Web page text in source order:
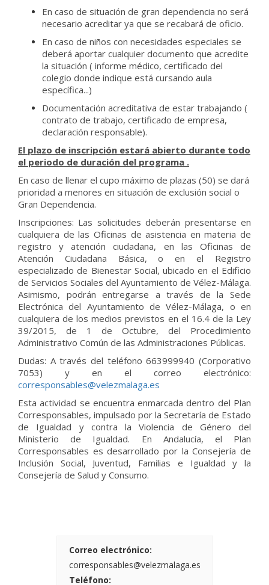
En caso de situación de gran dependencia no será
necesario acreditar ya que se recabará de oficio.
En caso de niños con necesidades especiales se
deberá aportar cualquier documento que acredite
la situación ( informe médico, certificado del
colegio donde indique está cursando aula
específica...)
Documentación acreditativa de estar trabajando (
contrato de trabajo, certificado de empresa,
declaración responsable).
El plazo de inscripción estará abierto durante todo
el periodo de duración del programa .
En caso de llenar el cupo máximo de plazas (50) se dará
prioridad a menores en situación de exclusión social o
Gran Dependencia.
Inscripciones: Las solicitudes deberán presentarse en
cualquiera de las Oficinas de asistencia en materia de
registro y atención ciudadana, en las Oficinas de
Atención Ciudadana Básica, o en el Registro
especializado de Bienestar Social, ubicado en el Edificio
de Servicios Sociales del Ayuntamiento de Vélez-Málaga.
Asimismo, podrán entregarse a través de la Sede
Electrónica del Ayuntamiento de Vélez-Málaga, o en
cualquiera de los medios previstos en el 16.4 de la Ley
39/2015, de 1 de Octubre, del Procedimiento
Administrativo Común de las Administraciones Públicas.
Dudas: A través del teléfono 663999940 (Corporativo
7053) y en el correo electrónico:
corresponsables@velezmalaga.es
Esta actividad se encuentra enmarcada dentro del Plan
Corresponsables, impulsado por la Secretaría de Estado
de Igualdad y contra la Violencia de Género del
Ministerio de Igualdad. En Andalucía, el Plan
Corresponsables es desarrollado por la Consejería de
Inclusión Social, Juventud, Familias e Igualdad y la
Consejería de Salud y Consumo.
Correo electrónico:
corresponsables@velezmalaga.es
Teléfono: